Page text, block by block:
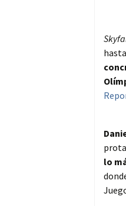
lo